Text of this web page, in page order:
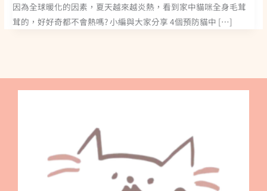
因為全球暖化的因素，夏天越來越炎熱，看到家中貓咪全身毛茸
茸的，好好奇都不會熱嗎? 小編與大家分享 4個預防貓中 […]